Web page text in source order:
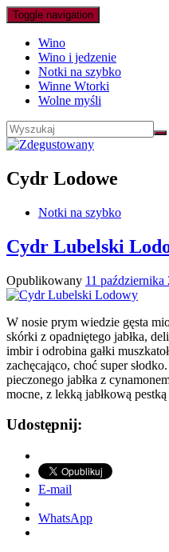
Toggle navigation
Wino
Wino i jedzenie
Notki na szybko
Winne Wtorki
Wolne myśli
Cydr Lodowe
Notki na szybko
Cydr Lubelski
Opublikowany 11 października
W nosie prym wiedzie gęsta
skórki z opadniętego jabłka,
imbir i odrobina gałki
zachęcająco, choć super
pieczonego jabłka z
mocne, z lekką jabłkową
Udostępnij:
E-mail
WhatsApp